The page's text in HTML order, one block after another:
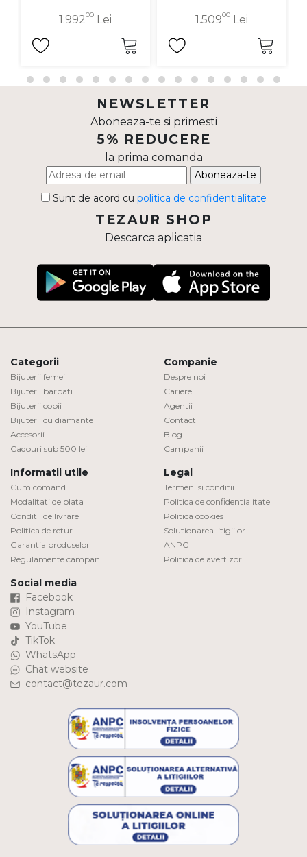
1.99200Lei 1.50900Lei
NEWSLETTER
Aboneaza-te si primesti
5% REDUCERE
la prima comanda
Aboneaza-te
Sunt de acord cu politica de confidentialitate
TEZAUR SHOP
Descarca aplicatia
Categorii
Bijuterii femei
Bijuterii barbati
Bijuterii copii
Bijuterii cu diamante
Accesorii
Cadouri sub 500 lei
Companie
Despre noi
Cariere
Agentii
Contact
Blog
Campanii
Informatii utile
Cum comand
Modalitati de plata
Conditii de livrare
Politica de retur
Garantia produselor
Regulamente campanii
Legal
Termeni si conditii
Politica de confidentialitate
Politica cookies
Solutionarea litigiilor
ANPC
Politica de avertizori
Social media
Facebook
Instagram
YouTube
TikTok
WhatsApp
Chat website
contact@tezaur.com